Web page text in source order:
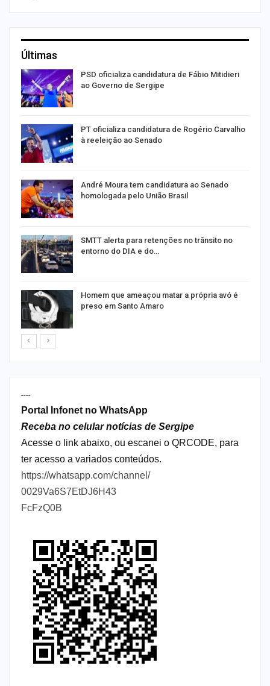
Últimas
PSD oficializa candidatura de Fábio Mitidieri
ao Governo de Sergipe
PT oficializa candidatura de Rogério Carvalho
à reeleição ao Senado
André Moura tem candidatura ao Senado
homologada pelo União Brasil
SMTT alerta para retenções no trânsito no
entorno do DIA e do…
Homem que ameaçou matar a própria avó é
preso em Santo Amaro
----
Portal Infonet no WhatsApp
Receba no celular notícias de Sergipe
Acesse o link abaixo, ou escanei o QRCODE, para
ter acesso a variados conteúdos.
https://whatsapp.com/channel/
0029Va6S7EtDJ6H43
FcFzQ0B